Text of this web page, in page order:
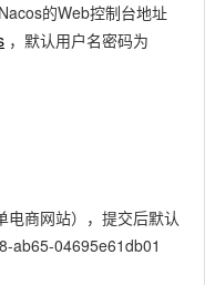
的Web控制台地址
，默认用户名密码为
商网站），提交后默认
ab65-04695e61db01